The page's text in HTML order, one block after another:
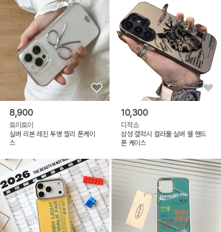
8,900
로이로이
실버 리본 레진 투명 젤리 폰케이
스
10,300
디작소
삼성 갤럭시 컬러풀 실버 쉘 핸드
폰 케이스